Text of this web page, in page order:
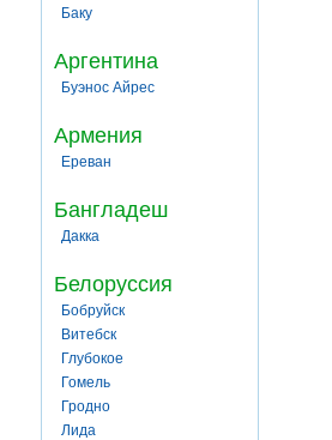
Баку
Аргентина
Буэнос Айрес
Армения
Ереван
Бангладеш
Дакка
Белоруссия
Бобруйск
Витебск
Глубокое
Гомель
Гродно
Лида